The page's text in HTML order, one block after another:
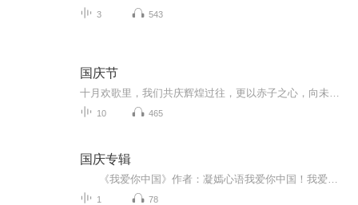
3 543
国庆节
10 465
国庆专辑
1 78